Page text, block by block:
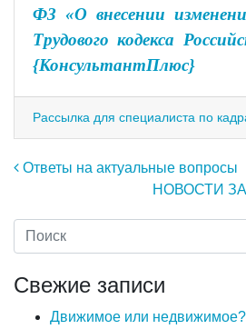
ФЗ «О внесении
Трудового кодекса
{КонсультантПлюс}
Рассылка для специалиста по
Навигация по
Ответы на актуальные вопросы
НОВОСТИ
Свежие записи
Движимое или недвижимое?